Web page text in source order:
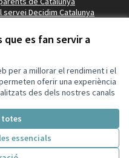
es fan servir a
per a millorar el rendiment i el
oferir una experiència
des dels nostres canals
totes
essencials
Decidim Catalunya
a GitHub
extern)
Amb
(Enllaç